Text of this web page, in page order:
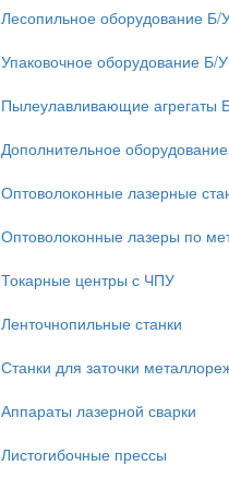
Лесопильное оборудование Б/
Упаковочное оборудование Б/У
Пылеулавливающие агрегаты
Дополнительное
Оптоволоконные лазерные
Оптоволоконные лазеры по
Токарные центры с ЧПУ
Ленточнопильные станки
Станки для заточки
Аппараты лазерной сварки
Листогибочные прессы